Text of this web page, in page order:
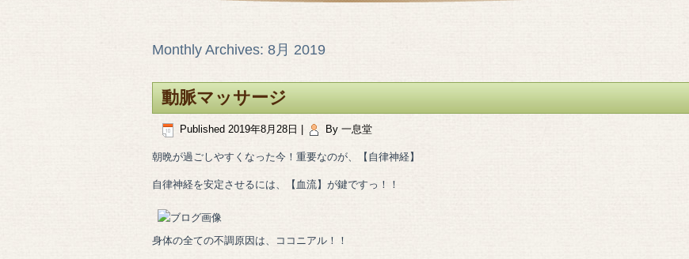
Monthly Archives: 8月 2019
動脈マッサージ
Published 2019年8月28日 By 一息堂
朝晩が過ごしやすくなった今！重要なのが、【自律神経】
自律神経を安定させるには、【血流】が鍵ですっ！！
身体の全ての不調原因は、ココニアル！！